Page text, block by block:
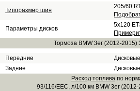
Типоразмер шин
205/60
Параметры дисков
5x120
Тормоза BMW 3er (2012-2015)
Передние
Задние
Дисковые
Расход топливапо
93/116/EEC, л/100 км BMW 3er